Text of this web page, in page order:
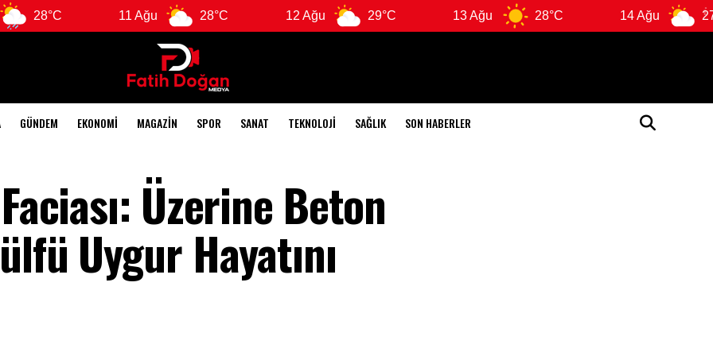
28°C 29°C 28°C 27°C
GÜNDEM EKONOMI MAGAZIN SPOR SANAT TEKNOLOJI SAĞLIK SON HABERLER
Üzerine Beton
Uygur Hayatını